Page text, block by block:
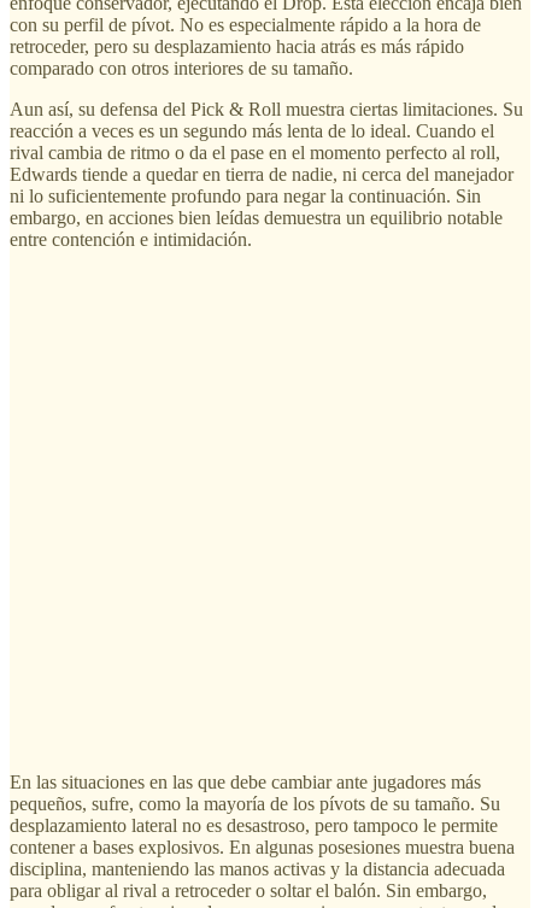
con su perfil de pívot. No es especialmente rápido a la hora de
retroceder, pero su desplazamiento hacia atrás es más rápido
comparado con otros interiores de su tamaño.
Aun así, su defensa del Pick & Roll muestra ciertas limitaciones. Su
reacción a veces es un segundo más lenta de lo ideal. Cuando el
rival cambia de ritmo o da el pase en el momento perfecto al roll,
Edwards tiende a quedar en tierra de nadie, ni cerca del manejador
ni lo suficientemente profundo para negar la continuación. Sin
embargo, en acciones bien leídas demuestra un equilibrio notable
entre contención e intimidación.
En las situaciones en las que debe cambiar ante jugadores más
pequeños, sufre, como la mayoría de los pívots de su tamaño. Su
desplazamiento lateral no es desastroso, pero tampoco le permite
contener a bases explosivos. En algunas posesiones muestra buena
disciplina, manteniendo las manos activas y la distancia adecuada
para obligar al rival a retroceder o soltar el balón. Sin embargo,